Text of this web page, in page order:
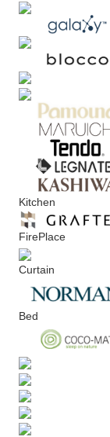
Kitchen
FirePlace
Curtain
Bed